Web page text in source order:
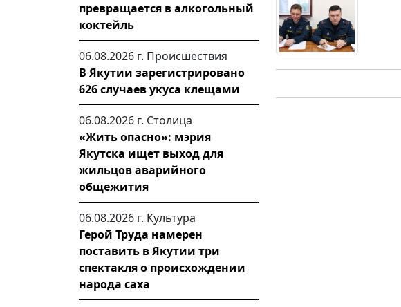
превращается в алкогольный
коктейль
06.08.2026 г. Происшествия
В Якутии зарегистрировано
626 случаев укуса клещами
06.08.2026 г. Столица
«Жить опасно»: мэрия
Якутска ищет выход для
жильцов аварийного
общежития
06.08.2026 г. Культура
Герой Труда намерен
поставить в Якутии три
спектакля о происхождении
народа саха